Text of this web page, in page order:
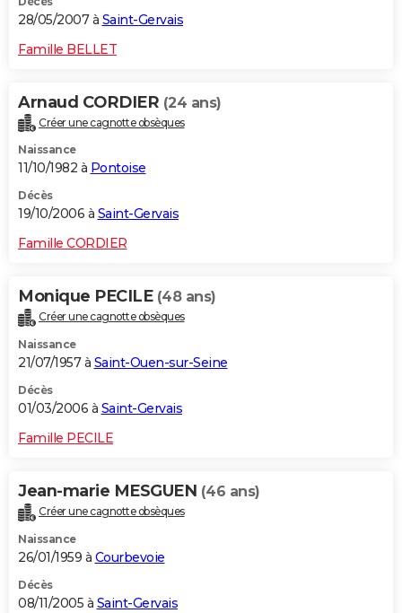
28/05/2007 à Saint-Gervais
Famille BELLET
Arnaud CORDIER (24 ans)
Créer une cagnotte obsèques
Naissance
11/10/1982 à Pontoise
Décès
19/10/2006 à Saint-Gervais
Famille CORDIER
Monique PECILE (48 ans)
Créer une cagnotte obsèques
Naissance
21/07/1957 à Saint-Ouen-sur-Seine
Décès
01/03/2006 à Saint-Gervais
Famille PECILE
Jean-marie MESGUEN (46 ans)
Créer une cagnotte obsèques
Naissance
26/01/1959 à Courbevoie
Décès
08/11/2005 à Saint-Gervais